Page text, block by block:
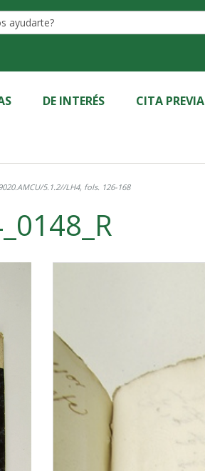
DE INTERÉS CITA PREVIA
5.1.2//LH4, fols. 126-168